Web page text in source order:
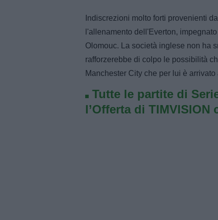
Indiscrezioni molto forti provenienti
l'allenamento dell'Everton,
Olomouc. La società inglese non ha
rafforzerebbe di colpo le possibilità
Manchester City che per lui è
Tutte le partite di
l’Offerta di TIMVISION